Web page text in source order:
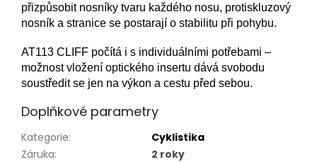
přizpůsobit nosníky tvaru každého nosu, protiskluzový
nosník a stranice se postarají o stabilitu při pohybu.
AT113 CLIFF počítá i s individuálními potřebami –
možnost vložení optického insertu dává svobodu
soustředit se jen na výkon a cestu před sebou.
Doplňkové parametry
Kategorie:
Cyklistika
Záruka:
2 roky